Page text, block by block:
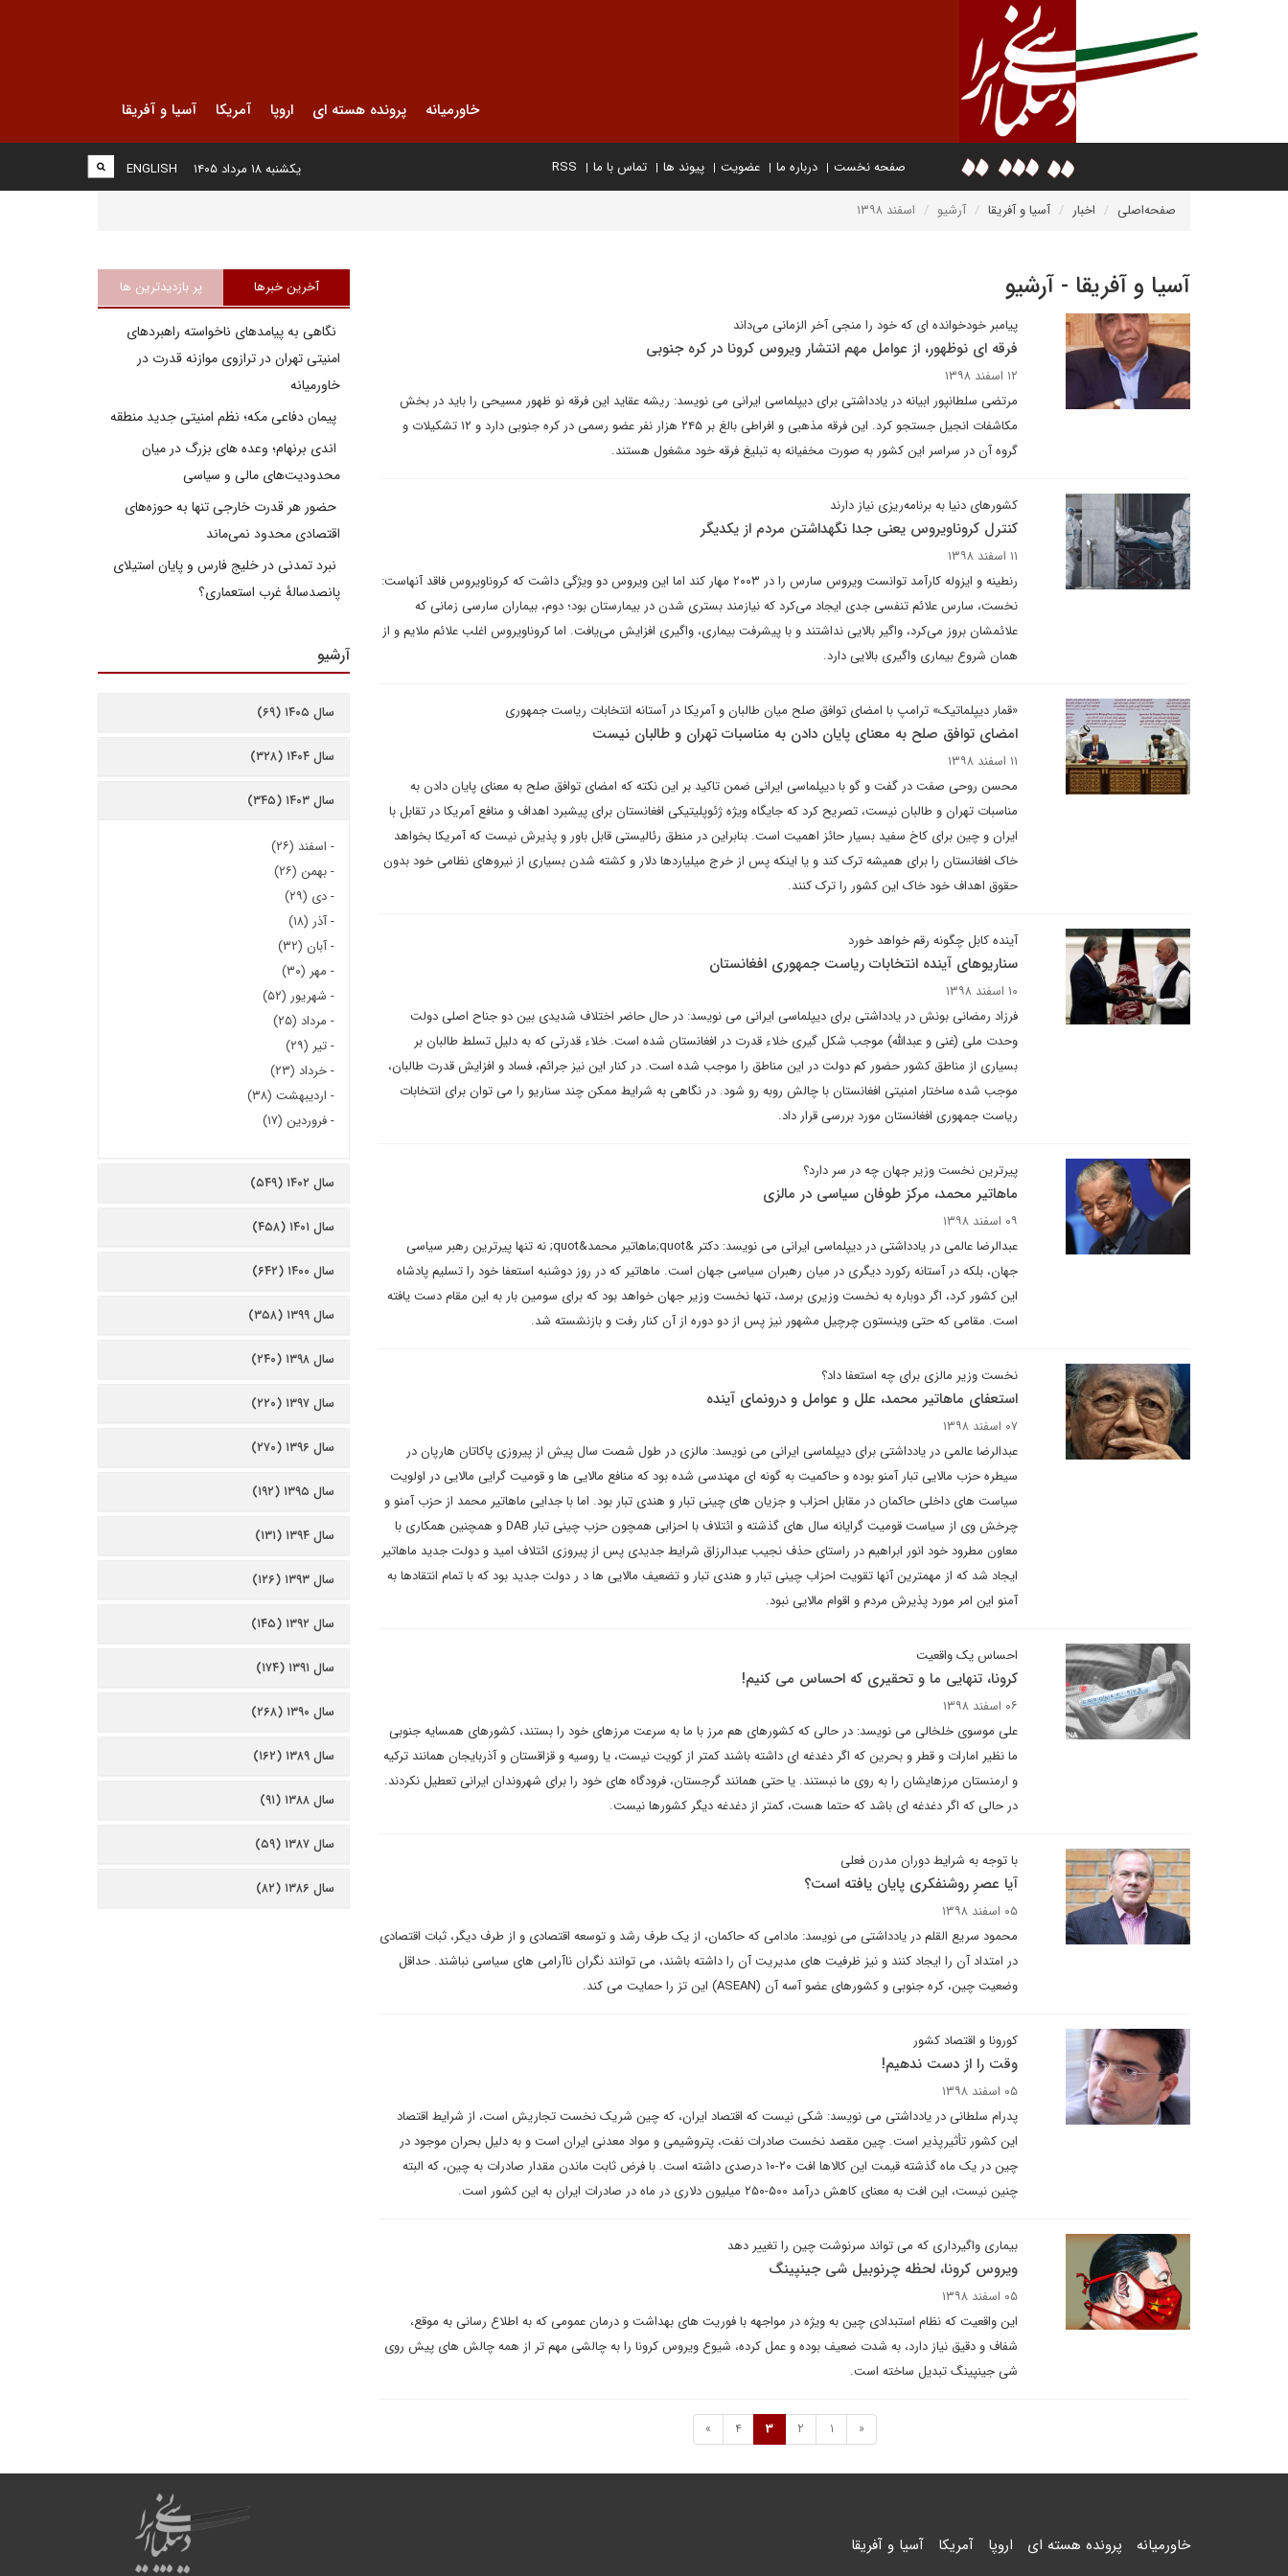
خاورمیانه پرونده هسته ای اروپا آمریکا آسیا و آفریقا
صفحه نخست درباره ما عضویت پیوند ها تماس با ما RSS
ENGLISH یکشنبه ۱۸ مرداد ۱۴۰۵
صفحه‌اصلی اخبار آسیا و آفریقا آرشیو اسفند ۱۳۹۸
آسیا و آفریقا - آرشیو
پیامبر خودخوانده ای که خود را منجی آخر الزمانی می‌داند
فرقه ای نوظهور، از عوامل مهم انتشار ویروس کرونا در کره جنوبی
۱۲ اسفند ۱۳۹۸
مرتضی سلطانپور ابیانه در یادداشتی برای دیپلماسی ایرانی می نویسد: ریشه عقاید این فرقه نو ظهور مسیحی را باید در بخش
مکاشفات انجیل جستجو کرد. این فرقه مذهبی و افراطی بالغ بر ۲۴۵ هزار نفر عضو رسمی در کره جنوبی دارد و ۱۲ تشکیلات و
گروه آن در سراسر این کشور به صورت مخفیانه به تبلیغ فرقه خود مشغول هستند.
کشورهای دنیا به برنامه‌ریزی نیاز دارند
کنترل کروناویروس یعنی جدا نگهداشتن مردم از یکدیگر
۱۱ اسفند ۱۳۹۸
رنطینه و ایزوله‌ کارآمد توانست ویروس سارس را در ۲۰۰۳ مهار کند اما این ویروس دو ویژگی داشت که کروناویروس فاقد آنهاست:
نخست، سارس علائم تنفسی جدی ایجاد می‌کرد که نیازمند بستری شدن در بیمارستان بود؛ دوم، بیماران سارسی زمانی که
علائمشان بروز می‌کرد، واگیر بالایی نداشتند و با پیشرفت بیماری، واگیری افزایش می‌یافت. اما کروناویروس اغلب علائم ملایم و از
همان شروع بیماری واگیری بالایی دارد.
«قمار دیپلماتیک» ترامپ با امضای توافق صلح میان طالبان و آمریکا در آستانه انتخابات ریاست جمهوری
امضای توافق صلح به معنای پایان دادن به مناسبات تهران و طالبان نیست
۱۱ اسفند ۱۳۹۸
محسن روحی صفت در گفت و گو با دیپلماسی ایرانی ضمن تاکید بر این نکته که امضای توافق صلح به معنای پایان دادن به
مناسبات تهران و طالبان نیست، تصریح کرد که جایگاه ویژه ژئوپلیتیکی افغانستان برای پیشبرد اهداف و منافع آمریکا در تقابل با
ایران و چین برای کاخ سفید بسیار حائز اهمیت است. بنابراین در منطق رئالیستی قابل باور و پذیرش نیست که آمریکا بخواهد
خاک افغانستان را برای همیشه ترک کند و یا اینکه پس از خرج میلیاردها دلار و کشته شدن بسیاری از نیروهای نظامی خود بدون
حقوق اهداف خود خاک این کشور را ترک کنند.
آینده کابل چگونه رقم خواهد خورد
سناریوهای آینده انتخابات ریاست جمهوری افغانستان
۱۰ اسفند ۱۳۹۸
فرزاد رمضانی بونش در یادداشتی برای دیپلماسی ایرانی می نویسد: در حال حاضر اختلاف شدیدی بین دو جناح اصلی دولت
وحدت ملی (غنی و عبدالله) موجب شکل گیری خلاء قدرت در افغانستان شده است. خلاء قدرتی که به دلیل تسلط طالبان بر
بسیاری از مناطق کشور حضور کم دولت در این مناطق را موجب شده است. در کنار این نیز جرائم، فساد و افزایش قدرت طالبان،
موجب شده ساختار امنیتی افغانستان با چالش روبه رو شود. در نگاهی به شرایط ممکن چند سناریو را می توان برای انتخابات
ریاست جمهوری افغانستان مورد بررسی قرار داد.
پیرترین نخست وزیر جهان چه در سر دارد؟
ماهاتیر محمد، مرکز طوفان سیاسی در مالزی
۰۹ اسفند ۱۳۹۸
عبدالرضا عالمی در یادداشتی در دیپلماسی ایرانی می نویسد: دکتر &quot;ماهاتیر محمد&quot; نه تنها پیرترین رهبر سیاسی
جهان، بلکه در آستانه رکورد دیگری در میان رهبران سیاسی جهان است. ماهاتیر که در روز دوشنبه استعفا خود را تسلیم پادشاه
این کشور کرد، اگر دوباره به نخست وزیری برسد، تنها نخست وزیر جهان خواهد بود که برای سومین بار به این مقام دست یافته
است. مقامی که حتی وینستون چرچیل مشهور نیز پس از دو دوره از آن کنار رفت و بازنشسته شد.
نخست وزیر مالزی برای چه استعفا داد؟
استعفای ماهاتیر محمد، علل و عوامل و درونمای آینده
۰۷ اسفند ۱۳۹۸
عبدالرضا عالمی در یادداشتی برای دیپلماسی ایرانی می نویسد: مالزی در طول شصت سال پیش از پیروزی پاکاتان هارپان در
سیطره حزب مالایی تبار آمنو بوده و حاکمیت به گونه ای مهندسی شده بود که منافع مالایی ها و قومیت گرایی مالایی در اولویت
سیاست های داخلی حاکمان در مقابل احزاب و جزیان های چینی تبار و هندی تبار بود. اما با جدایی ماهاتیر محمد از حزب آمنو و
چرخش وی از سیاست قومیت گرایانه سال های گذشته و ائتلاف با احزابی همچون حزب چینی تبار DAB و همچنین همکاری با
معاون مطرود خود انور ابراهیم در راستای حذف نجیب عبدالرزاق شرایط جدیدی پس از پیروزی ائتلاف امید و دولت جدید ماهاتیر
ایجاد شد که از مهمترین آنها تقویت احزاب چینی تبار و هندی تبار و تضعیف مالایی ها د ر دولت جدید بود که با تمام انتقادها به
آمنو این امر مورد پذیرش مردم و اقوام مالایی نبود.
احساس یک واقعیت
کرونا، تنهایی ما و تحقیری که احساس می کنیم!
۰۶ اسفند ۱۳۹۸
علی موسوی خلخالی می نویسد: در حالی که کشورهای هم مرز با ما به سرعت مرزهای خود را بستند، کشورهای همسایه جنوبی
ما نظیر امارات و قطر و بحرین که اگر دغدغه ای داشته باشند کمتر از کویت نیست، یا روسیه و قزاقستان و آذربایجان همانند ترکیه
و ارمنستان مرزهایشان را به روی ما نبستند. یا حتی همانند گرجستان، فرودگاه های خود را برای شهروندان ایرانی تعطیل نکردند.
در حالی که اگر دغدغه ای باشد که حتما هست، کمتر از دغدغه دیگر کشورها نیست.
با توجه به شرایط دوران مدرن فعلی
آیا عصرِ روشنفکری پایان یافته است؟
۰۵ اسفند ۱۳۹۸
محمود سریع القلم در یادداشتی می نویسد: مادامی که حاکمان، از یک طرف رشد و توسعه اقتصادی و از طرف دیگر، ثبات اقتصادی
در امتداد آن را ایجاد کنند و نیز ظرفیت های مدیریت آن را داشته باشند، می توانند نگران ناآرامی های سیاسی نباشند. حداقل
وضعیت چین، کره جنوبی و کشورهای عضو آسه آن (ASEAN) این تز را حمایت می کند.
کورونا و اقتصاد کشور
وقت را از دست ندهیم!
۰۵ اسفند ۱۳۹۸
پدرام سلطانی در یادداشتی می نویسد: شکی نیست که اقتصاد ایران، که چین شریک نخست تجاریش است، از شرایط اقتصاد
این کشور تأثیرپذیر است. چین مقصد نخست صادرات نفت، پتروشیمی و مواد معدنی ایران است و به دلیل بحران موجود در
چین در یک ماه گذشته قیمت این کالاها افت ۲۰-۱۰ درصدی داشته است. با فرض ثابت ماندن مقدار صادرات به چین، که البته
چنین نیست، این افت به معنای کاهش درآمد ۵۰۰-۲۵۰ میلیون دلاری در ماه در صادرات ایران به این کشور است.
بیماری واگیرداری که می تواند سرنوشت چین را تغییر دهد
ویروس کرونا، لحظه چرنوبیل شی جینپینگ
۰۵ اسفند ۱۳۹۸
این واقعیت که نظام استبدادی چین به ویژه در مواجهه با فوریت های بهداشت و درمان عمومی که به اطلاع رسانی به موقع،
شفاف و دقیق نیاز دارد، به شدت ضعیف بوده و عمل کرده، شیوع ویروس کرونا را به چالشی مهم تر از همه چالش های پیش روی
شی جینپینگ تبدیل ساخته است.
«
1
2
3
4
»
آخرین خبرها پر بازدیدترین ها
نگاهی به پیامدهای ناخواسته راهبردهای
امنیتی تهران در ترازوی موازنه قدرت در
خاورمیانه
پیمان دفاعی مکه؛ نظم امنیتی جدید منطقه
اندی برنهام؛ وعده های بزرگ در میان
محدودیت‌های مالی و سیاسی
حضور هر قدرت خارجی تنها به حوزه‌های
اقتصادی محدود نمی‌ماند
نبرد تمدنی در خلیج فارس و پایان استیلای
پانصدسالۀ غرب استعماری؟
آرشیو
سال ۱۴۰۵ (۶۹)
سال ۱۴۰۴ (۳۲۸)
سال ۱۴۰۳ (۳۴۵)
- اسفند (۲۶)
-بهمن (۲۶)
-دی (۲۹)
-آذر (۱۸)
-آبان (۳۲)
- مهر (۳۰)
- شهریور (۵۲)
- مرداد (۲۵)
-تیر (۲۹)
-خرداد (۲۳)
- اردیبهشت (۳۸)
-فروردین (۱۷)
سال ۱۴۰۲ (۵۴۹)
سال ۱۴۰۱ (۴۵۸)
سال ۱۴۰۰ (۶۴۲)
سال ۱۳۹۹ (۳۵۸)
سال ۱۳۹۸ (۲۴۰)
سال ۱۳۹۷ (۲۲۰)
سال ۱۳۹۶ (۲۷۰)
سال ۱۳۹۵ (۱۹۲)
سال ۱۳۹۴ (۱۳۱)
سال ۱۳۹۳ (۱۲۶)
سال ۱۳۹۲ (۱۴۵)
سال ۱۳۹۱ (۱۷۴)
سال ۱۳۹۰ (۲۶۸)
سال ۱۳۸۹ (۱۶۲)
سال ۱۳۸۸ (۹۱)
سال ۱۳۸۷ (۵۹)
سال ۱۳۸۶ (۸۲)
خاورمیانه پرونده هسته ای اروپا آمریکا آسیا و آفریقا